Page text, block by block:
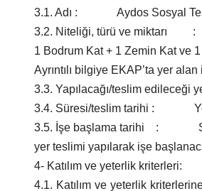
3.1. Adı : Aydos Sosyal Tesis
3.2. Niteliği, türü ve
1 Bodrum Kat + 1 Zemin Kat ve
Ayrıntılı bilgiye EKAP’ta yer
3.3. Yapılacağı/teslim
3.4. Süresi/teslim tarihi : Yer
3.5. İşe başlama tarihi :
yer teslimi yapılarak işe
4- Katılım ve yeterlik kriterleri:
4.1. Katılım ve yeterlik